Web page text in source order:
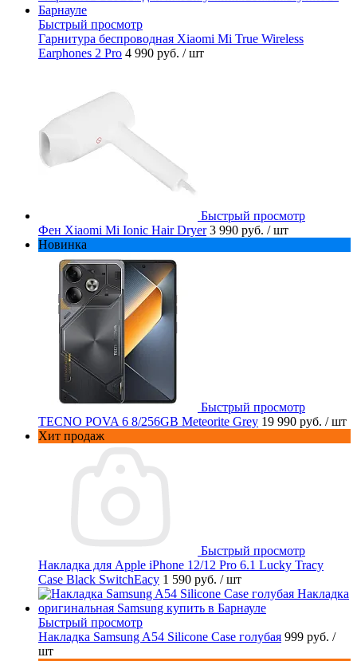
Быстрый просмотр
Гарнитура беспроводная Xiaomi Mi True Wireless
Earphones 2 Pro 4 990 руб. / шт
Быстрый просмотр
Фен Xiaomi Mi Ionic Hair Dryer 3 990 руб. / шт
Новинка
Быстрый просмотр
TECNO POVA 6 8/256GB Meteorite Grey 19 990 руб. / шт
Хит продаж
Быстрый просмотр
Накладка для Apple iPhone 12/12 Pro 6.1 Lucky Tracy
Case Black SwitchEacy 1 590 руб. / шт
Быстрый просмотр
Накладка Samsung A54 Silicone Case голубая 999 руб. /
шт